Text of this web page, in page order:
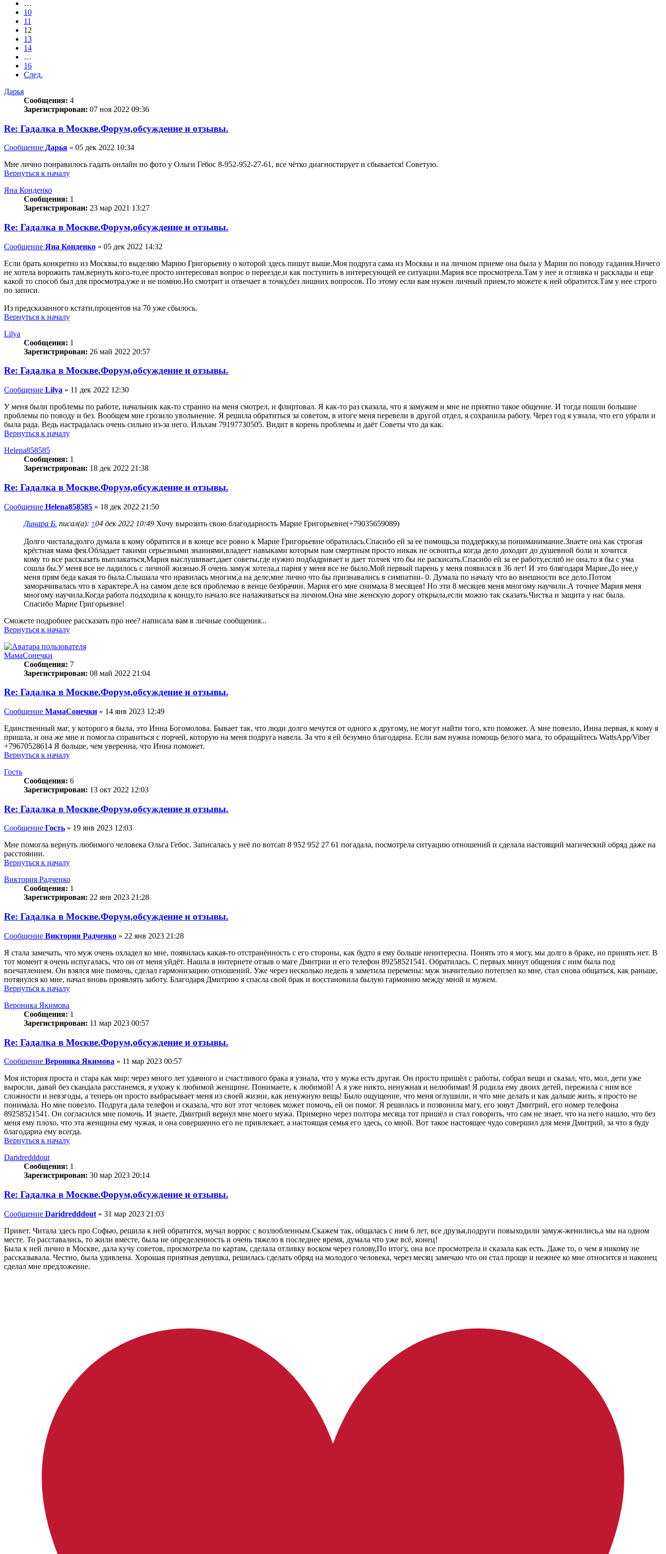
…
10
11
12
13
14
…
16
След.
Дарья
Сообщения: 4
Зарегистрирован: 07 ноя 2022 09:36
Re: Гадалка в Москве.Форум,обсуждение и отзывы.
Сообщение Дарья » 05 дек 2022 10:34
Мне лично понравилось гадать онлайн по фото у Ольги Гебос 8-952-952-27-61, все чётко диагностирует и сбывается! Советую.
Вернуться к началу
Яна Конденко
Сообщения: 1
Зарегистрирован: 23 мар 2021 13:27
Re: Гадалка в Москве.Форум,обсуждение и отзывы.
Сообщение Яна Конденко » 05 дек 2022 14:32
Если брать конкретно из Москвы,то выделяю Марию Григорьевну о которой здесь пишут выше.Моя подруга сама из Москвы и на личном приеме она была у Марии по поводу гадания.Ничего
не хотела ворожить там,вернуть кого-то,ее просто интересовал вопрос о переезде,и как поступить в интересующей ее ситуации.Мария все просмотрела.Там у нее и отливка и расклады и еще
какой то способ был для просмотра,уже и не помню.Но смотрит и отвечает в точку,без лишних вопросов. По этому если вам нужен личный прием,то можете к ней обратится.Там у нее строго
по записи.
Из предсказанного кстати,процентов на 70 уже сбылось.
Вернуться к началу
Lilya
Сообщения: 1
Зарегистрирован: 26 май 2022 20:57
Re: Гадалка в Москве.Форум,обсуждение и отзывы.
Сообщение Lilya » 11 дек 2022 12:30
У меня были проблемы по работе, начальник как-то странно на меня смотрел, и флиртовал. Я как-то раз сказала, что я замужем и мне не приятно такое общение. И тогда пошли большие
проблемы по поводу и без. Вообщем мне грозило увольнение. Я решила обратиться за советом, в итоге меня перевели в другой отдел, я сохранила работу. Через год я узнала, что его убрали и
была рада. Ведь настрадалась очень сильно из-за него. Ильхам 79197730505. Видит в корень проблемы и даёт Советы что да как.
Вернуться к началу
Helena858585
Сообщения: 1
Зарегистрирован: 18 дек 2022 21:38
Re: Гадалка в Москве.Форум,обсуждение и отзывы.
Сообщение Helena858585 » 18 дек 2022 21:50
Динара Б. писал(а): ↑04 дек 2022 10:49 Хочу вырозить свою благодарность Марие Григорьевне(+79035659089)
Долго чистала,долго думала к кому обратится и в конце все ровно к Марие Григорьевне обратилась.Спасибо ей за ее помощь,за поддержку,за пониманимание.Знаете она как строгая
крёстная мама фея.Обладает такими серьезными знаниями,владеет навыками которым нам смертным просто никак не освоить,а когда дело доходит до душевной боли и хочится
кому то все рассказать выплакаться,Мария выслушивает,дает советы,где нужно подбадривает и дает толчек что бы не раскисать.Спасибо ей за ее работу,еслиб не она,то я бы с ума
сошла бы.У меня все не ладилось с личной жизнью.Я очень замуж хотела,а парня у меня все не было.Мой первый парень у меня появился в 36 лет! И это блягодаря Марие.До нее,у
меня прям беда какая то была.Слышала что нравилась многим,а на деле,мне лично что бы признавались в симпатии- 0. Думала по началу что во внешности все дело.Потом
заморачивалась что в характере.А на самом деле вся проблемао в венце безбрачии. Мария его мне снимала 8 месяцев! Но эти 8 месяцев меня многому научили.А точнее Мария меня
многому научила.Когда работа подходила к концу,то начало все налаживаться на личном.Она мне женскую дорогу открыла,если можно так сказать.Чистка и защита у нас была.
Спасибо Марие Григорьевне!
Сможете подробнее рассказать про нее? написала вам в личные сообщения...
Вернуться к началу
МамаСонечки
Сообщения: 7
Зарегистрирован: 08 май 2022 21:04
Re: Гадалка в Москве.Форум,обсуждение и отзывы.
Сообщение МамаСонечки » 14 янв 2023 12:49
Единственный маг, у которого я была, это Инна Богомолова. Бывает так, что люди долго мечутся от одного к другому, не могут найти того, кто поможет. А мне повезло, Инна первая, к кому я
пришла, и она же мне и помогла справиться с порчей, которую на меня подруга навела. За что я ей безумно благодарна. Если вам нужна помощь белого мага, то обращайтесь WattsApp/Viber
+79670528614 Я больше, чем уверенна, что Инна поможет.
Вернуться к началу
Гость
Сообщения: 6
Зарегистрирован: 13 окт 2022 12:03
Re: Гадалка в Москве.Форум,обсуждение и отзывы.
Сообщение Гость » 19 янв 2023 12:03
Мне помогла вернуть любимого человека Ольга Гебос. Записалась у неё по вотсап 8 952 952 27 61 погадала, посмотрела ситуацию отношений и сделала настоящий магический обряд даже на
расстоянии.
Вернуться к началу
Виктория Радченко
Сообщения: 1
Зарегистрирован: 22 янв 2023 21:28
Re: Гадалка в Москве.Форум,обсуждение и отзывы.
Сообщение Виктория Радченко » 22 янв 2023 21:28
Я стала замечать, что муж очень охладел ко мне, появилась какая-то отстранённость с его стороны, как будто я ему больше неинтересна. Понять это я могу, мы долго в браке, но принять нет. В
тот момент я очень испугалась, что он от меня уйдёт. Нашла в интернете отзыв о маге Дмитрии и его телефон 89258521541. Обратилась. С первых минут общения с ним была под
впечатлением. Он взялся мне помочь, сделал гармонизацию отношений. Уже через несколько недель я заметила перемены: муж значительно потеплел ко мне, стал снова общаться, как раньше,
потянулся ко мне, начал вновь проявлять заботу. Благодаря Дмитрию я спасла свой брак и восстановила былую гармонию между мной и мужем.
Вернуться к началу
Вероника Якимова
Сообщения: 1
Зарегистрирован: 11 мар 2023 00:57
Re: Гадалка в Москве.Форум,обсуждение и отзывы.
Сообщение Вероника Якимова » 11 мар 2023 00:57
Моя история проста и стара как мир: через много лет удачного и счастливого брака я узнала, что у мужа есть другая. Он просто пришёл с работы, собрал вещи и сказал, что, мол, дети уже
выросли, давай без скандала расстанемся, я ухожу к любимой женщине. Понимаете, к любимой! А я уже никто, ненужная и нелюбимая! Я родила ему двоих детей, пережила с ним все
сложности и невзгоды, а теперь он просто выбрасывает меня из своей жизни, как ненужную вещь! Было ощущение, что меня оглушили, и что мне делать и как дальше жить, я просто не
понимала. Но мне повезло. Подруга дала телефон и сказала, что вот этот человек может помочь, ей он помог. Я решилась и позвонила магу, его зовут Дмитрий, его номер телефона
89258521541. Он согласился мне помочь. И знаете, Дмитрий вернул мне моего мужа. Примерно через полтора месяца тот пришёл и стал говорить, что сам не знает, что на него нашло, что без
меня ему плохо, что эта женщина ему чужая, и она совершенно его не привлекает, а настоящая семья его здесь, со мной. Вот такое настоящее чудо совершил для меня Дмитрий, за что я буду
благодарна ему всегда.
Вернуться к началу
Daridredddout
Сообщения: 1
Зарегистрирован: 30 мар 2023 20:14
Re: Гадалка в Москве.Форум,обсуждение и отзывы.
Сообщение Daridredddout » 31 мар 2023 21:03
Привет. Читала здесь про Софью, решила к ней обратится, мучал воррос с возлюбленным.Скажем так, общалась с ним 6 лет, все друзья,подруги повыходили замуж-женились,а мы на одном
месте. То расставались, то жили вместе, была не определенность и очень тяжело в последнее время, думала что уже всё, конец!
Была к ней лично в Москве, дала кучу советов, просмотрела по картам, сделала отливку воском через голову,По итогу, она все просмотрела и сказала как есть. Даже то, о чем я никому не
рассказывала. Честно, была удивлена. Хорошая приятная девушка, решилась сделать обряд на молодого человека, через месяц замечаю что он стал проще и нежнее ко мне относится и наконец
сделал мне предложение.